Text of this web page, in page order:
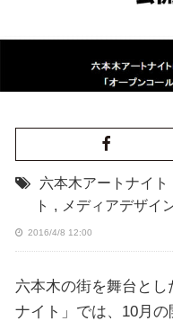
六本木アートナイト
ト , メディアデザイ
2016/4/8 12:00
六本木の街を舞台と
ナイト」では、10月